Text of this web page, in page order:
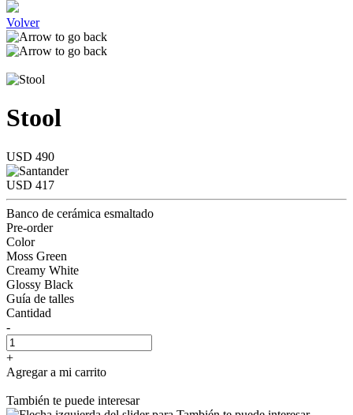
Volver
Stool
USD 490
USD 417
Banco de cerámica esmaltado
Pre-order
Color
Moss Green
Creamy White
Glossy Black
Guía de talles
Cantidad
-
+
Agregar a mi carrito
También te puede interesar